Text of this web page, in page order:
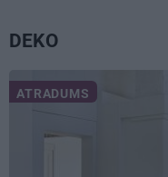
DEKO
ATRADUMS